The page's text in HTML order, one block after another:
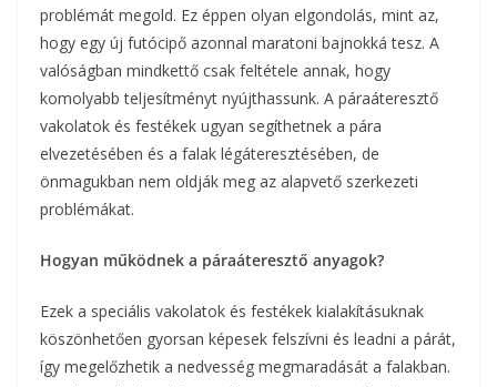
problémát megold. Ez éppen olyan elgondolás, mint az,
hogy egy új futócipő azonnal maratoni bajnokká tesz. A
valóságban mindkettő csak feltétele annak, hogy
komolyabb teljesítményt nyújthassunk. A páraáteresztő
vakolatok és festékek ugyan segíthetnek a pára
elvezetésében és a falak légáteresztésében, de
önmagukban nem oldják meg az alapvető szerkezeti
problémákat.
Hogyan működnek a páraáteresztő anyagok?
Ezek a speciális vakolatok és festékek kialakításuknak
köszönhetően gyorsan képesek felszívni és leadni a párát,
így megelőzhetik a nedvesség megmaradását a falakban.